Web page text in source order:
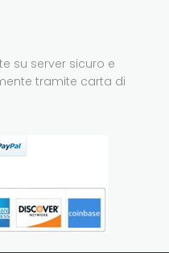
su server sicuro e
tramite carta di